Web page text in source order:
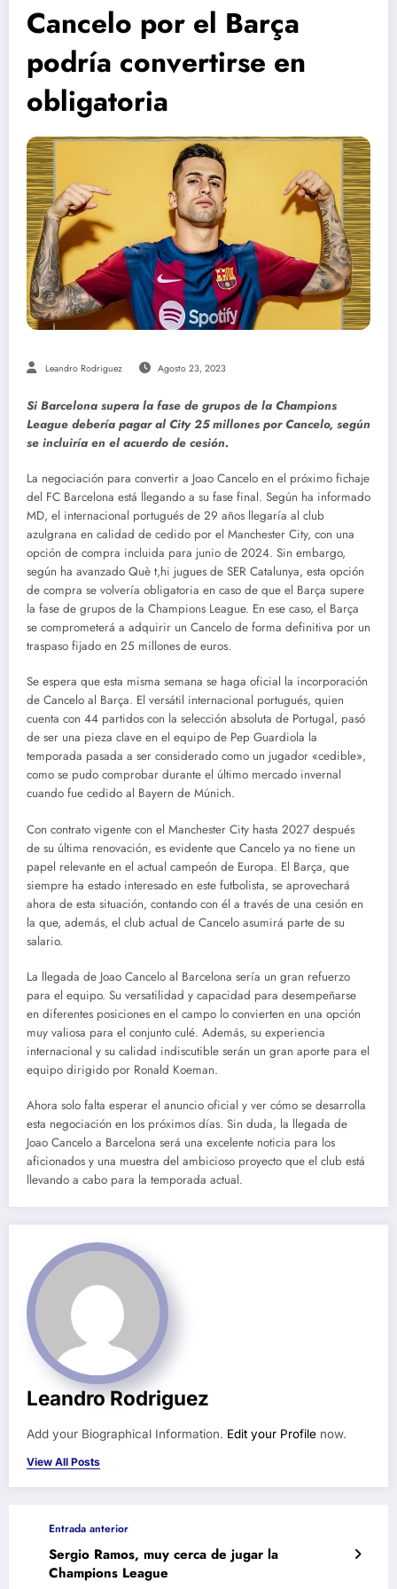
Cancelo por el Barça
podría convertirse en
obligatoria
Leandro Rodriguez Agosto 23, 2023
Si Barcelona supera la fase de grupos de la Champions
League debería pagar al City 25 millones por Cancelo, según
se incluiría en el acuerdo de cesión.
La negociación para convertir a Joao Cancelo en el próximo fichaje
del FC Barcelona está llegando a su fase final. Según ha informado
MD, el internacional portugués de 29 años llegaría al club
azulgrana en calidad de cedido por el Manchester City, con una
opción de compra incluida para junio de 2024. Sin embargo,
según ha avanzado Què t,hi jugues de SER Catalunya, esta opción
de compra se volvería obligatoria en caso de que el Barça supere
la fase de grupos de la Champions League. En ese caso, el Barça
se comprometerá a adquirir un Cancelo de forma definitiva por un
traspaso fijado en 25 millones de euros.
Se espera que esta misma semana se haga oficial la incorporación
de Cancelo al Barça. El versátil internacional portugués, quien
cuenta con 44 partidos con la selección absoluta de Portugal, pasó
de ser una pieza clave en el equipo de Pep Guardiola la
temporada pasada a ser considerado como un jugador «cedible»,
como se pudo comprobar durante el último mercado invernal
cuando fue cedido al Bayern de Múnich.
Con contrato vigente con el Manchester City hasta 2027 después
de su última renovación, es evidente que Cancelo ya no tiene un
papel relevante en el actual campeón de Europa. El Barça, que
siempre ha estado interesado en este futbolista, se aprovechará
ahora de esta situación, contando con él a través de una cesión en
la que, además, el club actual de Cancelo asumirá parte de su
salario.
La llegada de Joao Cancelo al Barcelona sería un gran refuerzo
para el equipo. Su versatilidad y capacidad para desempeñarse
en diferentes posiciones en el campo lo convierten en una opción
muy valiosa para el conjunto culé. Además, su experiencia
internacional y su calidad indiscutible serán un gran aporte para el
equipo dirigido por Ronald Koeman.
Ahora solo falta esperar el anuncio oficial y ver cómo se desarrolla
esta negociación en los próximos días. Sin duda, la llegada de
Joao Cancelo a Barcelona será una excelente noticia para los
aficionados y una muestra del ambicioso proyecto que el club está
llevando a cabo para la temporada actual.
Leandro Rodriguez
Add your Biographical Information. Edit your Profile now.
View All Posts
Entrada anterior
Sergio Ramos, muy cerca de jugar la
Champions League